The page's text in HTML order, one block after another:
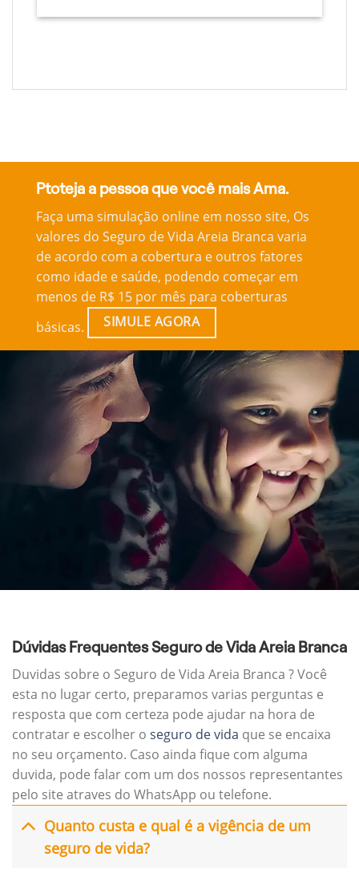
Ptoteja a pessoa que você mais Ama.
Faça uma simulação online em nosso site, Os
valores do Seguro de Vida Areia Branca varia
de acordo com a cobertura e outros fatores
como idade e saúde, podendo começar em
menos de R$ 15 por mês para coberturas
básicas.
SIMULE AGORA
Dúvidas Frequentes Seguro de Vida Areia Branca
Duvidas sobre o Seguro de Vida Areia Branca ? Você
esta no lugar certo, preparamos varias perguntas e
resposta que com certeza pode ajudar na hora de
contratar e escolher o seguro de vida que se encaixa
no seu orçamento. Caso ainda fique com alguma
duvida, pode falar com um dos nossos representantes
pelo site atraves do WhatsApp ou telefone.
Quanto custa e qual é a vigência de um
seguro de vida?